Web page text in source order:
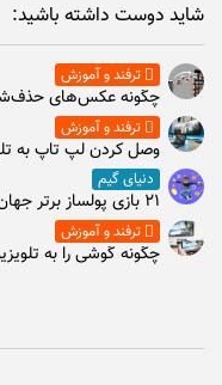
شاید دوست داشته باشید:
ترفند و آموزش
چگونه عکس‌های حذف‌شده
ترفند و آموزش
وصل كردن لپ تاپ به تلويزيون با
دنیای گیم
۲۱ بازی پولساز برتر جهان برای کسب درآمد از بازی
ترفند و آموزش
چگونه گوشی را به